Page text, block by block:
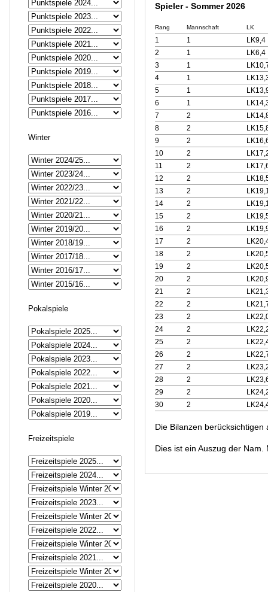
Winter
Pokalspiele
Freizeitspiele
Spieler - Sommer 2026
Rang Mannschaft LK
1 1
LK9,4
2
1
LK6,4
3
1
4
1
5
1
6
1
7
2
8
2
9
2
10
2
11
2
12
2
13
2
14
2
15
2
16
2
17
2
18
2
19
2
20
2
21
2
22
2
23
2
24
2
25
2
26
2
27
2
28
2
29
2
30
2
Die Bilanzen
Dies ist ein Auszug der